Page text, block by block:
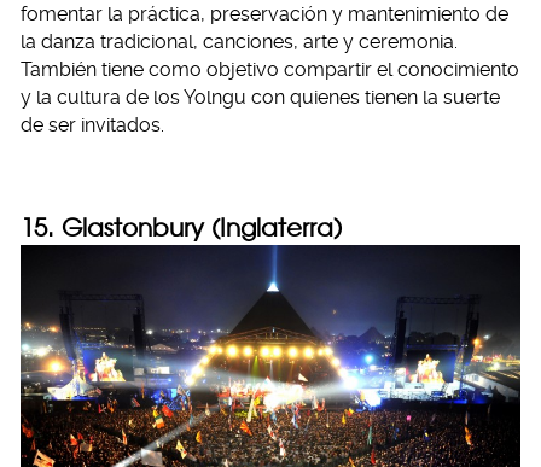
fomentar la práctica, preservación y mantenimiento de
la danza tradicional, canciones, arte y ceremonia.
También tiene como objetivo compartir el conocimiento
y la cultura de los Yolngu con quienes tienen la suerte
de ser invitados.
15. Glastonbury (Inglaterra)